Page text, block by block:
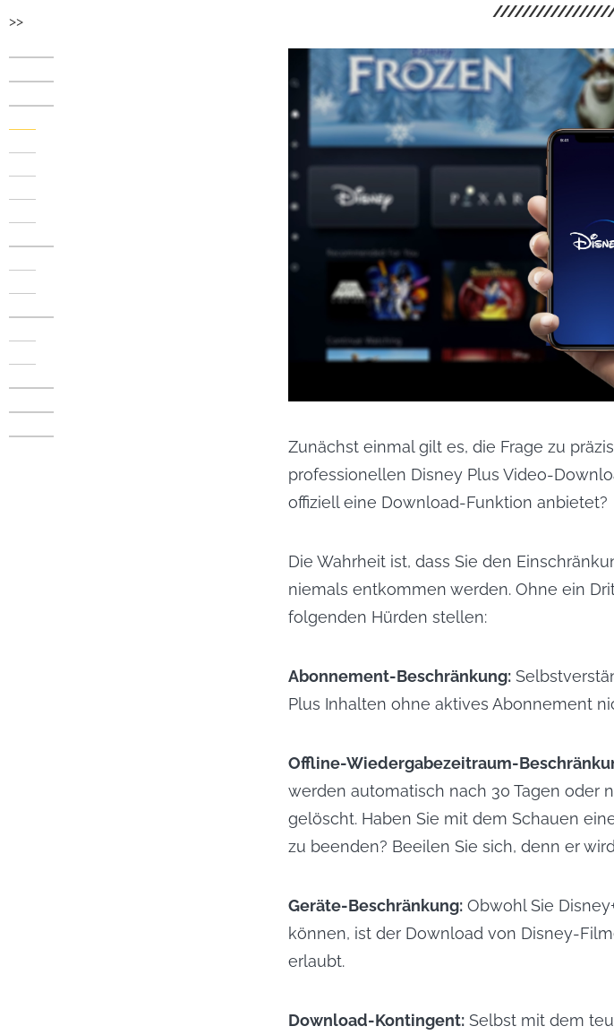
>>
Zunächst einmal gilt es, die Frage zu
professionellen Disney Plus Video-
offiziell eine Download-Funktion anbietet?
Die Wahrheit ist, dass Sie den
niemals entkommen werden. Ohne ein
folgenden Hürden stellen:
Abonnement-Beschränkung:
Plus Inhalten ohne aktives Abonnement
Offline-Wiedergabezeitraum-
werden automatisch nach 30 Tagen oder
gelöscht. Haben Sie mit dem Schauen
zu beenden? Beeilen Sie sich, denn er
Geräte-Beschränkung: Obwohl Sie
können, ist der Download von Disney-
erlaubt.
Download-Kontingent: Selbst mit dem